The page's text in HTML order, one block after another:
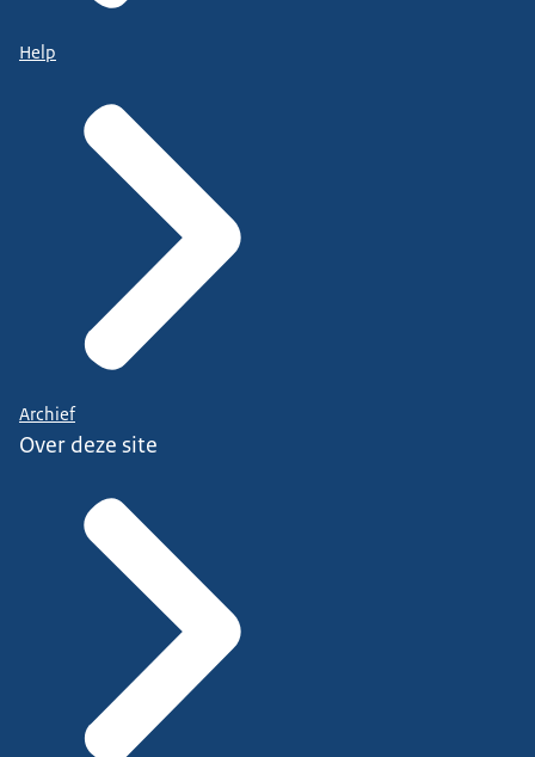
Help
Archief
Over deze site